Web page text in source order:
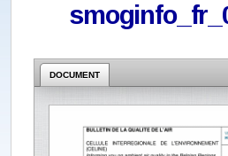
DOCUMENT